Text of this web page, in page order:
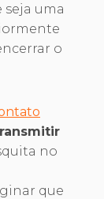
seja uma
o
no
que